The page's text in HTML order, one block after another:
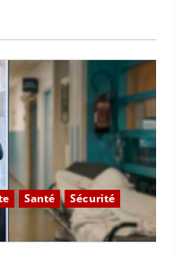
Santé
Sécurité